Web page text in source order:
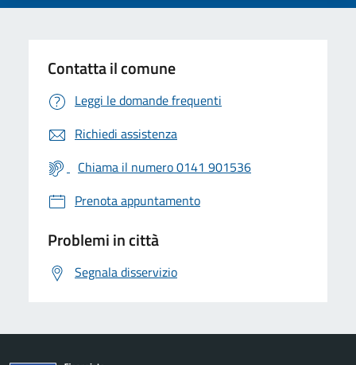
Contatta il comune
Leggi le domande frequenti
Richiedi assistenza
Chiama il numero 0141 901536
Prenota appuntamento
Problemi in città
Segnala disservizio